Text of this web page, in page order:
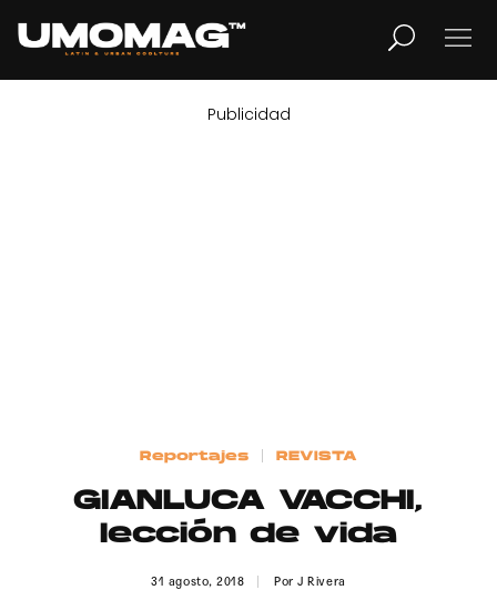
LIFESTYLE
Publicidad
Reportajes REVISTA
GIANLUCA VACCHI,
lección de vida
31 agosto, 2018 PorJ Rivera